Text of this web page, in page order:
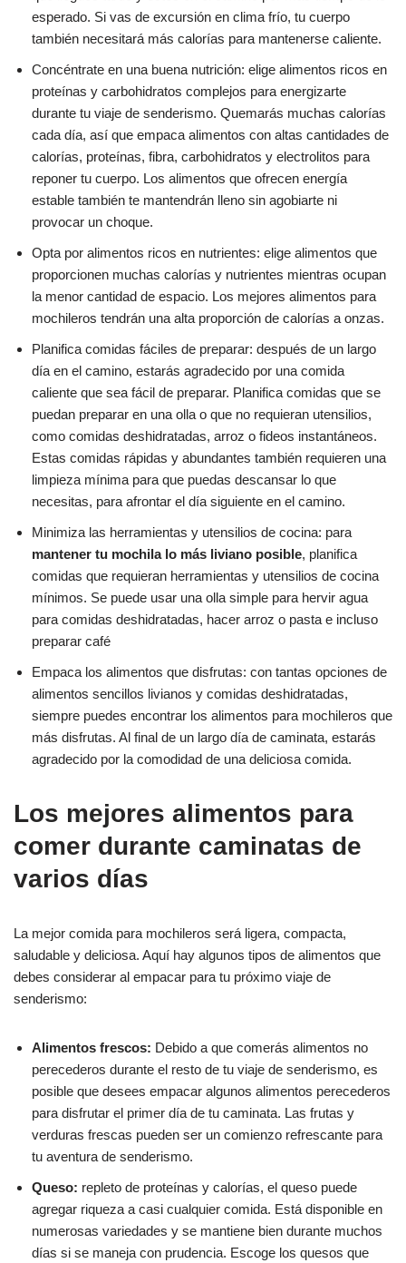
esperado. Si vas de excursión en clima frío, tu cuerpo
también necesitará más calorías para mantenerse caliente.
Concéntrate en una buena nutrición: elige alimentos ricos en
proteínas y carbohidratos complejos para energizarte
durante tu viaje de senderismo. Quemarás muchas calorías
cada día, así que empaca alimentos con altas cantidades de
calorías, proteínas, fibra, carbohidratos y electrolitos para
reponer tu cuerpo. Los alimentos que ofrecen energía
estable también te mantendrán lleno sin agobiarte ni
provocar un choque.
Opta por alimentos ricos en nutrientes: elige alimentos que
proporcionen muchas calorías y nutrientes mientras ocupan
la menor cantidad de espacio. Los mejores alimentos para
mochileros tendrán una alta proporción de calorías a onzas.
Planifica comidas fáciles de preparar: después de un largo
día en el camino, estarás agradecido por una comida
caliente que sea fácil de preparar. Planifica comidas que se
puedan preparar en una olla o que no requieran utensilios,
como comidas deshidratadas, arroz o fideos instantáneos.
Estas comidas rápidas y abundantes también requieren una
limpieza mínima para que puedas descansar lo que
necesitas, para afrontar el día siguiente en el camino.
Minimiza las herramientas y utensilios de cocina: para
mantener tu mochila lo más liviano posible, planifica
comidas que requieran herramientas y utensilios de cocina
mínimos. Se puede usar una olla simple para hervir agua
para comidas deshidratadas, hacer arroz o pasta e incluso
preparar café
Empaca los alimentos que disfrutas: con tantas opciones de
alimentos sencillos livianos y comidas deshidratadas,
siempre puedes encontrar los alimentos para mochileros que
más disfrutas. Al final de un largo día de caminata, estarás
agradecido por la comodidad de una deliciosa comida.
Los mejores alimentos para
comer durante caminatas de
varios días
La mejor comida para mochileros será ligera, compacta,
saludable y deliciosa. Aquí hay algunos tipos de alimentos que
debes considerar al empacar para tu próximo viaje de
senderismo:
Alimentos frescos: Debido a que comerás alimentos no
perecederos durante el resto de tu viaje de senderismo, es
posible que desees empacar algunos alimentos perecederos
para disfrutar el primer día de tu caminata. Las frutas y
verduras frescas pueden ser un comienzo refrescante para
tu aventura de senderismo.
Queso: repleto de proteínas y calorías, el queso puede
agregar riqueza a casi cualquier comida. Está disponible en
numerosas variedades y se mantiene bien durante muchos
días si se maneja con prudencia. Escoge los quesos que